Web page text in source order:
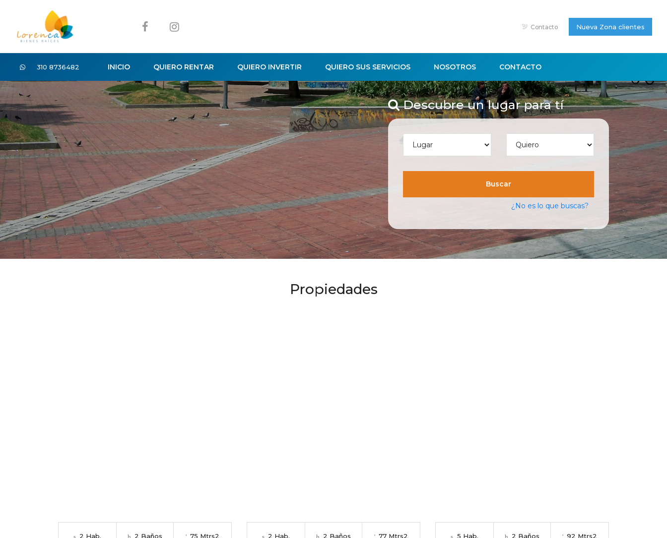
Contacto Nueva Zona clientes
310 8736482 INICIO QUIERO RENTAR QUIERO INVERTIR QUIERO SUS SERVICIOS NOSOTROS CONTACTO
Descubre un lugar para tí
Buscar
¿No es lo que buscas?
Propiedades
2 Hab. 2 Baños 75 Mtrs2 2 Hab. 2 Baños 77 Mtrs2 5 Hab. 2 Baños 92 Mtrs2